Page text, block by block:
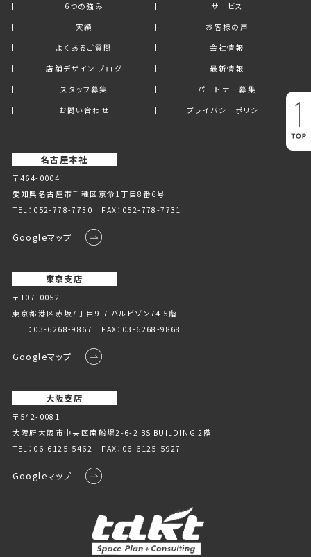
6つの強み
サービス
実績
お客様の声
よくあるご質問
会社情報
店舗デザイン ブログ
最新情報
スタッフ募集
パートナー募集
お問い合わせ
プライバシーポリシー
名古屋本社
〒464-0004
愛知県名古屋市千種区京命1丁⽬8番6号
TEL： 052-778-7730 FAX：052-778-7731
Googleマップ
東京支店
〒107-0052
東京都港区赤坂7丁目9-7 バルビゾン74 5階
TEL： 03-6268-9867 FAX：03-6268-9868
Googleマップ
大阪支店
〒542-0081
大阪府大阪市中央区南船場2-6-2 BS BUILDING 2階
TEL： 06-6125-5462 FAX：06-6125-5927
Googleマップ